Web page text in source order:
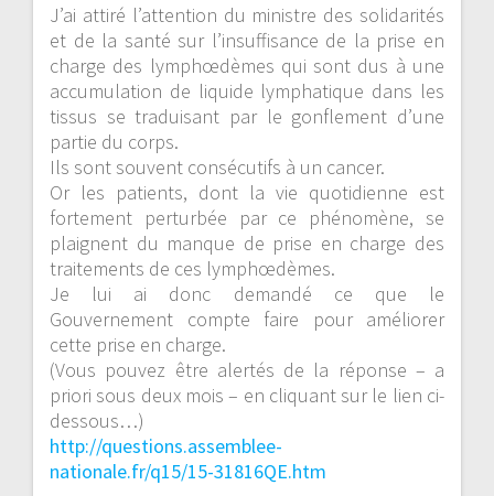
J’ai attiré l’attention du ministre des solidarités
et de la santé sur l’insuffisance de la prise en
charge des lymphœdèmes qui sont dus à une
accumulation de liquide lymphatique dans les
tissus se traduisant par le gonflement d’une
partie du corps.
Ils sont souvent consécutifs à un cancer.
Or les patients, dont la vie quotidienne est
fortement perturbée par ce phénomène, se
plaignent du manque de prise en charge des
traitements de ces lymphœdèmes.
Je lui ai donc demandé ce que le
Gouvernement compte faire pour améliorer
cette prise en charge.
(Vous pouvez être alertés de la réponse – a
priori sous deux mois – en cliquant sur le lien ci-
dessous…)
http://questions.assemblee-
nationale.fr/q15/15-31816QE.htm